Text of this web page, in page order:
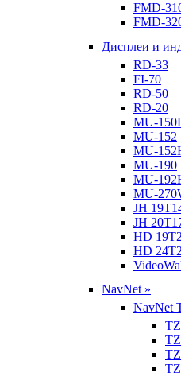
FMD-
FMD-
Дисплеи и
RD-33
FI-70
RD-50
RD-20
MU-
MU-152
MU-
MU-190
MU-
MU-
JH
JH
HD
HD
NavNet »
NavNet